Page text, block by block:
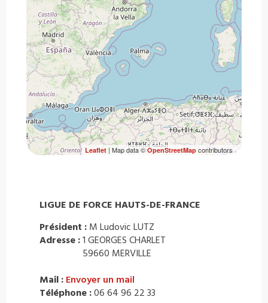
Leaflet| Map data ©OpenStreetMapcontributors
LIGUE DE FORCE HAUTS-DE-FRANCE
Président : M Ludovic LUTZ
Adresse :1 GEORGES CHARLET
59660 MERVILLE
Mail : Envoyer un mail
Téléphone :06 64 96 22 33